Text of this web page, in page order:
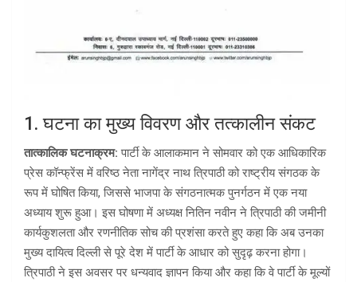
1. घटना का मुख्य विवरण और तत्कालीन संकट
तात्कालिक घटनाक्रम: पार्टी के आलाकमान ने सोमवार को एक आधिकारिक
प्रेस कॉन्फ्रेंस में वरिष्ठ नेता नागेंद्र नाथ त्रिपाठी को राष्ट्रीय संगठक के
रूप में घोषित किया, जिससे भाजपा के संगठनात्मक पुनर्गठन में एक नया
अध्याय शुरू हुआ। इस घोषणा में अध्यक्ष नितिन नवीन ने त्रिपाठी की जमीनी
कार्यकुशलता और रणनीतिक सोच की प्रशंसा करते हुए कहा कि अब उनका
मुख्य दायित्व दिल्ली से पूरे देश में पार्टी के आधार को सुदृढ़ करना होगा।
त्रिपाठी ने इस अवसर पर धन्यवाद ज्ञापन किया और कहा कि वे पार्टी के मूल्यों